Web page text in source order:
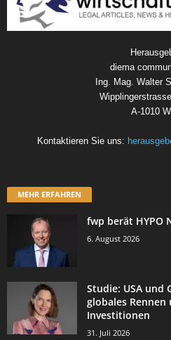
diema
Ing. Mag. Walter
A-1010
Kontaktieren Sie uns:
MEHR ERFAHREN
fwp berät HYPO
6. August 2026
Studie: USA
globales
Investitionen
31. Juli 2026